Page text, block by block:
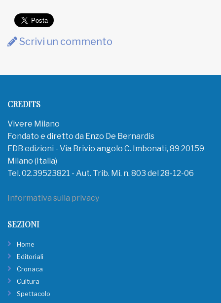
Scrivi un commento
CREDITS
Vivere Milano
Fondato e diretto da Enzo De Bernardis
EDB edizioni - Via Brivio angolo C. Imbonati, 89 20159
Milano (Italia)
Tel. 02.39523821 - Aut. Trib. Mi. n. 803 del 28-12-06
Informativa sulla privacy
SEZIONI
Home
Editoriali
Cronaca
Cultura
Spettacolo